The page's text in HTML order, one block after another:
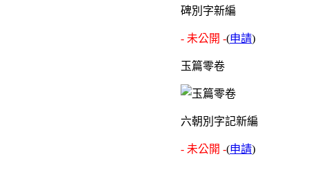
碑別字新編
- 未公開 -(申請)
玉篇零卷
六朝別字記新編
- 未公開 -(申請)